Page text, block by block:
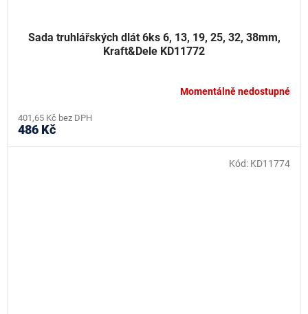
Sada truhlářských dlát 6ks 6, 13, 19, 25, 32, 38mm,
Kraft&Dele KD11772
Momentálně nedostupné
401,65 Kč bez DPH
486 Kč
Kód: KD11774